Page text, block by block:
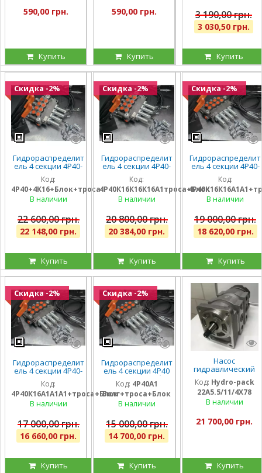
590,00 грн.
Купить
590,00 грн.
Купить
3 190,00 грн.
3 030,50 грн.
Купить
Скидка -2%
Гидрораспределит
ель 4 секции 4Р40-
К16К16К16К16 с
плавающим
положением на
всех секциях, троса
штуцера
Код:
4Р40+4К16+Блок+троса
В наличии
22 600,00 грн.
22 148,00 грн.
Купить
Скидка -2%
Гидрораспределит
ель 4 секции 4Р40-
К16К16К16А1 с
плавающими на 3
секции, троса и
блок рычагов на 4
Код:
4Р40К16К16К16А1троса+Блок
В наличии
20 800,00 грн.
20 384,00 грн.
Купить
Скидка -2%
Гидрораспределит
ель 4 секции 4Р40-
К16К16А1А1 с
плавающими на 2
секции, троса и
блок рычагов на 4
Код:
В наличии
19 000,00 грн.
18 620,00 грн.
Купить
Скидка -2%
Гидрораспределит
ель 4 секции 4Р40-
К16А1А1А1 с одной
плавающей
секцией, троса и
блок рычагов на 4
Код:
4Р40К16А1А1А1+троса+Блок
В наличии
17 000,00 грн.
16 660,00 грн.
Купить
Скидка -2%
Гидрораспределит
ель 4 секции 4Р40
на погрузчик (без
плавающих
секций), троса и
блок рычагов на 4
Код: 4Р40А1
Болг+троса+Блок
В наличии
15 000,00 грн.
14 700,00 грн.
Купить
Насос
гидравлический
шестеренный
тандемный Hydro-
pack
22A5.5/11/4X780DSS
Код: Hydro-pack
22A5.5/11/4X78
В наличии
21 700,00 грн.
Купить